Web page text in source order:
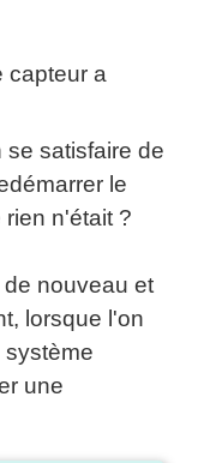
capteur a
se satisfaire de
le
n'était ?
nouveau et
lorsque l'on
une